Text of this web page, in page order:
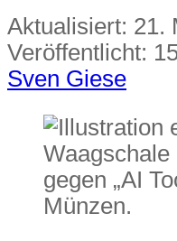
Aktualisiert: 21.
Veröffentlicht:
Sven Giese